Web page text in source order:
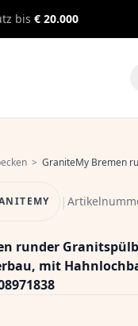
bis € 20.000
> GraniteMy Bremen runder Granitspülbecken
|
runder
mit